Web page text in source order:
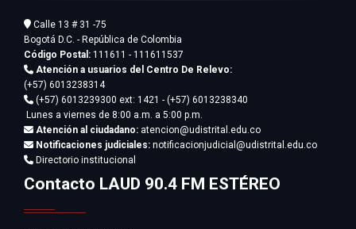
Calle 13 # 31 -75
Bogotá D.C. - República de Colombia
Código Postal: 111611 - 111611537
Atención a usuarios del Centro De Relevo:
(+57) 6013238314
(+57) 6013239300 ext: 1421 - (+57) 6013238340
Lunes a viernes de 8:00 a.m. a 5:00 p.m.
Atención al ciudadano: atencion@udistrital.edu.co
Notificaciones judiciales: notificacionjudicial@udistrital.edu.co
Directorio institucional
Contacto LAUD 90.4 FM ESTÉREO